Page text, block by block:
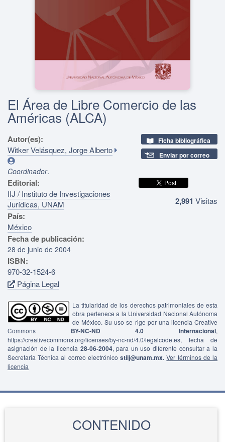
El Área de Libre Comercio de las
Américas (ALCA)
Autor(es):
Witker Velásquez, Jorge Alberto
Coordinador.
Editorial:
IIJ / Instituto de Investigaciones
Jurídicas, UNAM
País:
México
Fecha de publicación:
28 de junio de 2004
ISBN:
970-32-1524-6
Página Legal
Ficha bibliográfica
Enviar por correo
2,991 Visitas
La titularidad de los derechos patrimoniales de esta
obra pertenece a la Universidad Nacional Autónoma
de México. Su uso se rige por una licencia Creative
Commons BY-NC-ND 4.0 Internacional,
https://creativecommons.org/licenses/by-nc-nd/4.0/legalcode.es, fecha de
asignación de la licencia 28-06-2004, para un uso diferente consultar a la
Secretaria Técnica al correo electrónicostiij@unam.mx. Ver términos de la
licencia
CONTENIDO